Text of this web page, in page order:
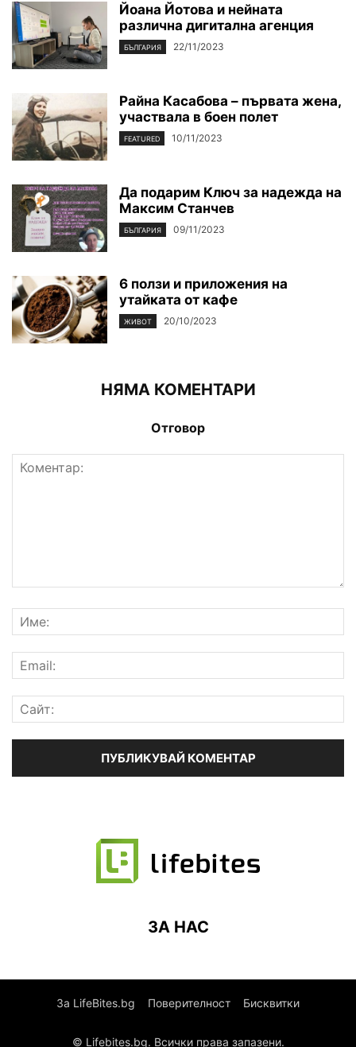
Йоана Йотова и нейната
различна дигитална агенция
БЪЛГАРИЯ 22/11/2023
Райна Касабова – първата жена,
участвала в боен полет
FEATURED 10/11/2023
Да подарим Ключ за надежда на
Максим Станчев
БЪЛГАРИЯ 09/11/2023
6 ползи и приложения на
утайката от кафе
ЖИВОТ 20/10/2023
НЯМА КОМЕНТАРИ
Отговор
ЗА НАС
За LifeBites.bg Поверителност Бисквитки
© Lifebites.bg. Всички права запазени.